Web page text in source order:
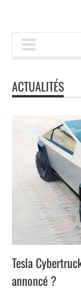
ACTUALITÉS
Tesla
annoncé ?